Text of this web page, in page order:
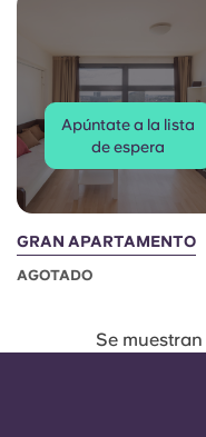
Apúntate a la lista
de espera
GRAN APARTAMENTO
AGOTADO
Se